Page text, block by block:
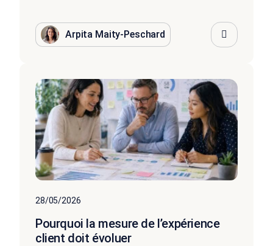
Arpita Maity-Peschard
28/05/2026
Pourquoi la mesure de l’expérience
client doit évoluer